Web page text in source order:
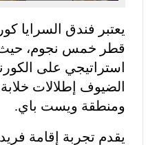
يعتبر فندق السرايا
قطر خمس نجوم، حيث
استراتيجي على
الضيوف إطلالات
ومنطقة ويست باي.
يقدم تجربة إقامة